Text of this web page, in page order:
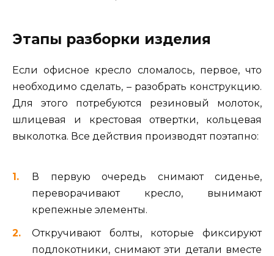
Этапы разборки изделия
Если офисное кресло сломалось, первое, что
необходимо сделать, – разобрать конструкцию.
Для этого потребуются резиновый молоток,
шлицевая и крестовая отвертки, кольцевая
выколотка. Все действия производят поэтапно:
В первую очередь снимают сиденье,
переворачивают кресло, вынимают
крепежные элементы.
Откручивают болты, которые фиксируют
подлокотники, снимают эти детали вместе